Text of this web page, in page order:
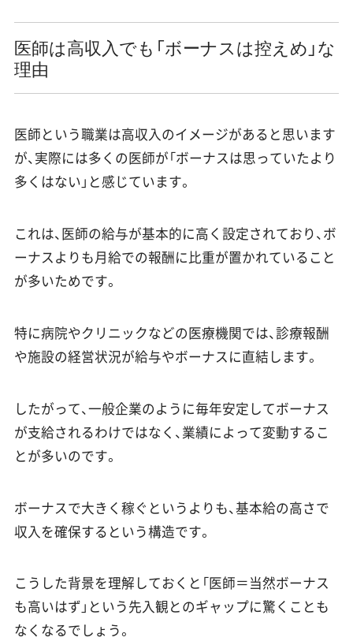
医師は高収入でも「ボーナスは控えめ」な
理由
医師という職業は高収入のイメージがあると思います
が、実際には多くの医師が「ボーナスは思っていたより
多くはない」と感じています。
これは、医師の給与が基本的に高く設定されており、ボ
ーナスよりも月給での報酬に比重が置かれていること
が多いためです。
特に病院やクリニックなどの医療機関では、診療報酬
や施設の経営状況が給与やボーナスに直結します。
したがって、一般企業のように毎年安定してボーナス
が支給されるわけではなく、業績によって変動するこ
とが多いのです。
ボーナスで大きく稼ぐというよりも、基本給の高さで
収入を確保するという構造です。
こうした背景を理解しておくと「医師＝当然ボーナス
も高いはず」という先入観とのギャップに驚くことも
なくなるでしょう。